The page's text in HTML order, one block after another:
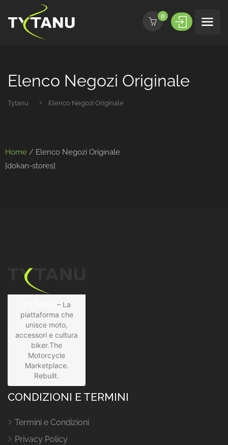
0
Elenco Negozi Originale
Tytanu Elenco Negozi Originale
Home / Elenco Negozi Originale
[dokan-stores]
– La
piattaforma che
unisce moto,
accessori e cultura
biker.The
Motorcycle
Marketplace.
Rebuilt.
CONDIZIONI E TERMINI
Termini e Condizioni
Privacy Policy